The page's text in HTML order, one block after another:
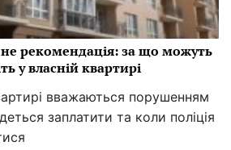
рекомендація: за що можуть
у власній квартирі
вважаються порушенням
заплатити та коли поліція